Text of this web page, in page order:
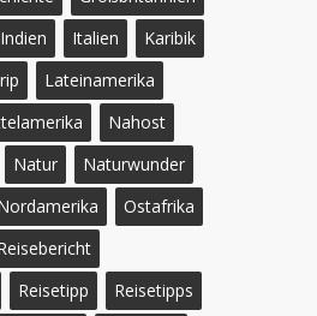
Indien Italien
Karibik
Lateinamerika
Nahost
Natur
Naturwunder
Ostafrika
Reisetipp
Reisetipps